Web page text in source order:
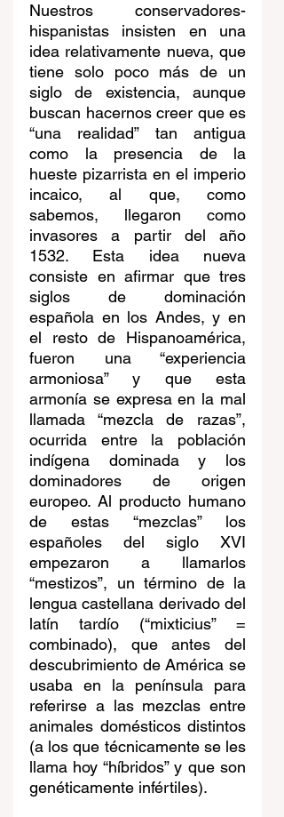
Nuestros conservadores-
hispanistas insisten en una
idea relativamente nueva, que
tiene solo poco más de un
siglo de existencia, aunque
buscan hacernos creer que es
“una realidad” tan antigua
como la presencia de la
hueste pizarrista en el imperio
incaico, al que, como
sabemos, llegaron como
invasores a partir del año
1532. Esta idea nueva
consiste en afirmar que tres
siglos de dominación
española en los Andes, y en
el resto de Hispanoamérica,
fueron una “experiencia
armoniosa” y que esta
armonía se expresa en la mal
llamada “mezcla de razas”,
ocurrida entre la población
indígena dominada y los
dominadores de origen
europeo. Al producto humano
de estas “mezclas” los
españoles del siglo XVI
empezaron a llamarlos
“mestizos”, un término de la
lengua castellana derivado del
latín tardío (“mixticius” =
combinado), que antes del
descubrimiento de América se
usaba en la península para
referirse a las mezclas entre
animales domésticos distintos
(a los que técnicamente se les
llama hoy “híbridos” y que son
genéticamente infértiles).